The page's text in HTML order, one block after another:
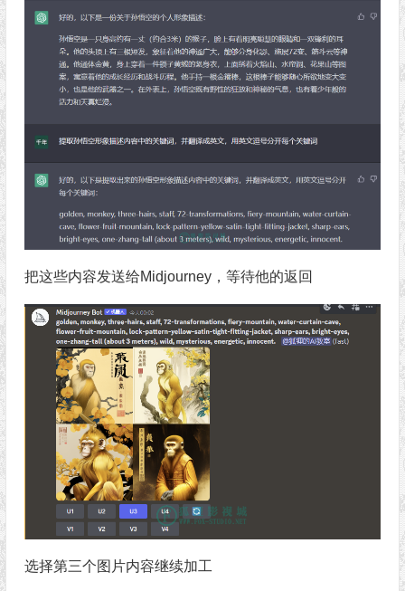
把这些内容发送给Midjourney，等待他的返回
选择第三个图片内容继续加工